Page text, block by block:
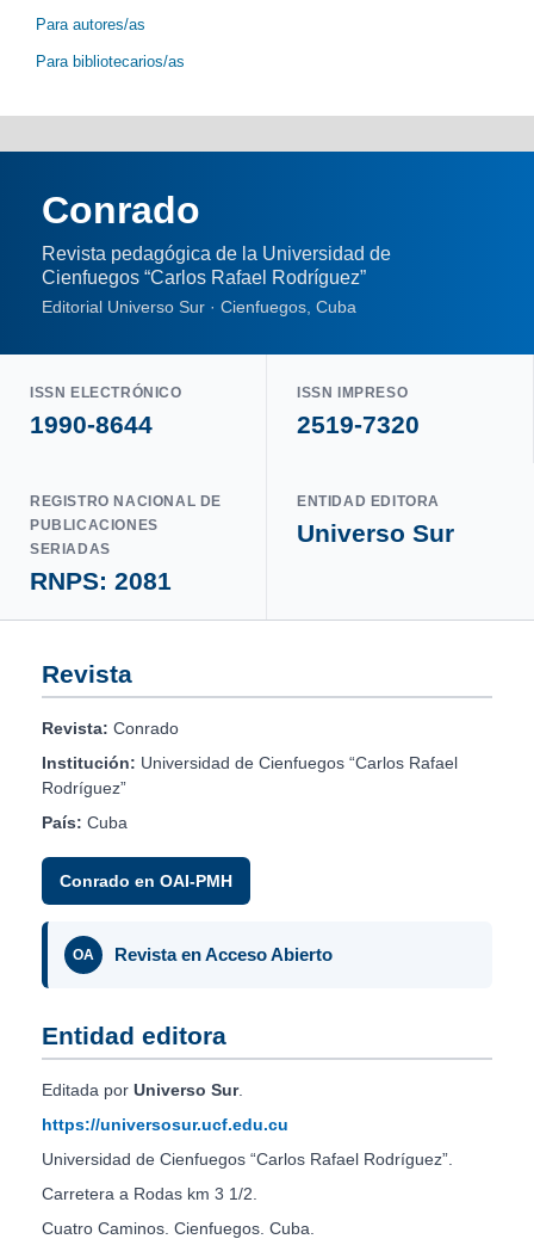
Para autores/as
Para bibliotecarios/as
Conrado
Revista pedagógica de la Universidad de
Cienfuegos “Carlos Rafael Rodríguez”
Editorial Universo Sur · Cienfuegos, Cuba
ISSN ELECTRÓNICO
1990-8644
ISSN IMPRESO
2519-7320
REGISTRO NACIONAL DE
PUBLICACIONES
SERIADAS
RNPS: 2081
ENTIDAD EDITORA
Universo Sur
Revista
Revista: Conrado
Institución: Universidad de Cienfuegos “Carlos Rafael
Rodríguez”
País: Cuba
Conrado en OAI-PMH
OA Revista en Acceso Abierto
Entidad editora
Editada por Universo Sur.
https://universosur.ucf.edu.cu
Universidad de Cienfuegos “Carlos Rafael Rodríguez”.
Carretera a Rodas km 3 1/2.
Cuatro Caminos. Cienfuegos. Cuba.